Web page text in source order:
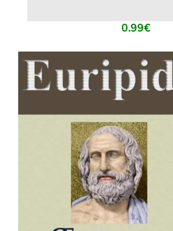
0.99€
AJOUTER AU PANIER / DÉTAILS